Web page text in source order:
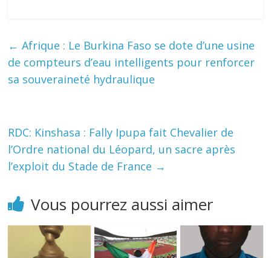
← Afrique : Le Burkina Faso se dote d’une usine
de compteurs d’eau intelligents pour renforcer
sa souveraineté hydraulique
RDC: Kinshasa : Fally Ipupa fait Chevalier de
l’Ordre national du Léopard, un sacre après
l’exploit du Stade de France →
Vous pourrez aussi aimer